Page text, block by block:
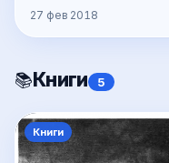
27 фев 2018
📚Книги 5
Книги